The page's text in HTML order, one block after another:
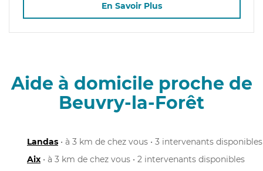
En Savoir Plus
Aide à domicile proche de
Beuvry-la-Forêt
Landas • à 3 km de chez vous • 3 intervenants disponibles
Aix • à 3 km de chez vous • 2 intervenants disponibles